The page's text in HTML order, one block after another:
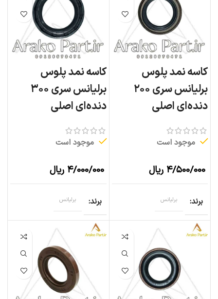
کاسه نمد پلوس
برلیانس سری ۲۰۰
دنده‌ای اصلی
موجود است
۴/۵۰۰/۰۰۰ ریال
برند برلیانس
کاسه نمد پلوس
برلیانس سری ۳۰۰
دنده‌ای اصلی
موجود است
۴/۰۰۰/۰۰۰ ریال
برند برلیانس